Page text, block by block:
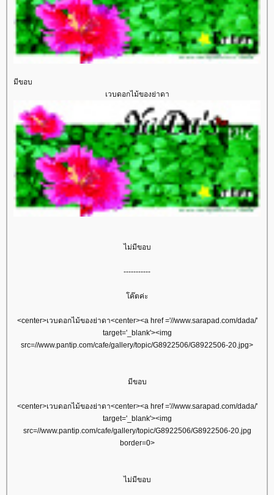
มีขอบ
เวบดอกไม้ของย่าดา
ไม่มีขอบ
-----------
ค๊ตค่ะ
<center>เวบดอกไม้ของย่าดา<center><a href ='//www.sarapad.com/dada/'
target='_blank'><img
src=//www.pantip.com/cafe/gallery/topic/G8922506/G8922506-20.jpg>
มีขอบ
<center>เวบดอกไม้ของย่าดา<center><a href ='//www.sarapad.com/dada/'
target='_blank'><img
src=//www.pantip.com/cafe/gallery/topic/G8922506/G8922506-20.jpg
border=0>
ไม่มีขอบ